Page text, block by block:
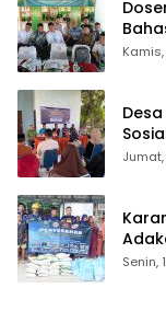
Ijtima
ID
Senin,